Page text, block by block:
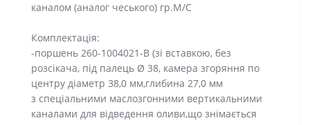
каналом (аналог чеського) гр.М/С
Комплектація:
-поршень 260-1004021-В (зі вставкою, без
розсікача, під палець Ø 38, камера згоряння по
центру діаметр 38,0 мм,глибина 27,0 мм
з спеціальними маслозгонними вертикальними
каналами для відведення оливи,що знімається